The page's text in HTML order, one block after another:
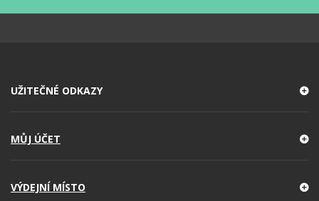
UŽITEČNÉ ODKAZY
MŮJ ÚČET
VÝDEJNÍ MÍSTO